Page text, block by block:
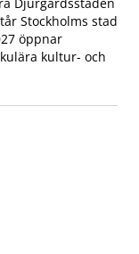
Djurgårdsstaden
Stockholms stad
öppnar
kultur- och